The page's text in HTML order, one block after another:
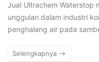
Jual Ultrachem Waterstop
unggulan dalam industri
penghalang air pada
Selengkapnya